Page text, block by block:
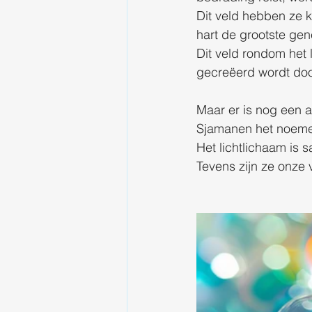
Dit veld hebben ze
hart de grootste
Dit veld rondom
gecreëerd wordt
Maar er is nog een
Sjamanen het
Het lichtlichaam is
Tevens zijn ze